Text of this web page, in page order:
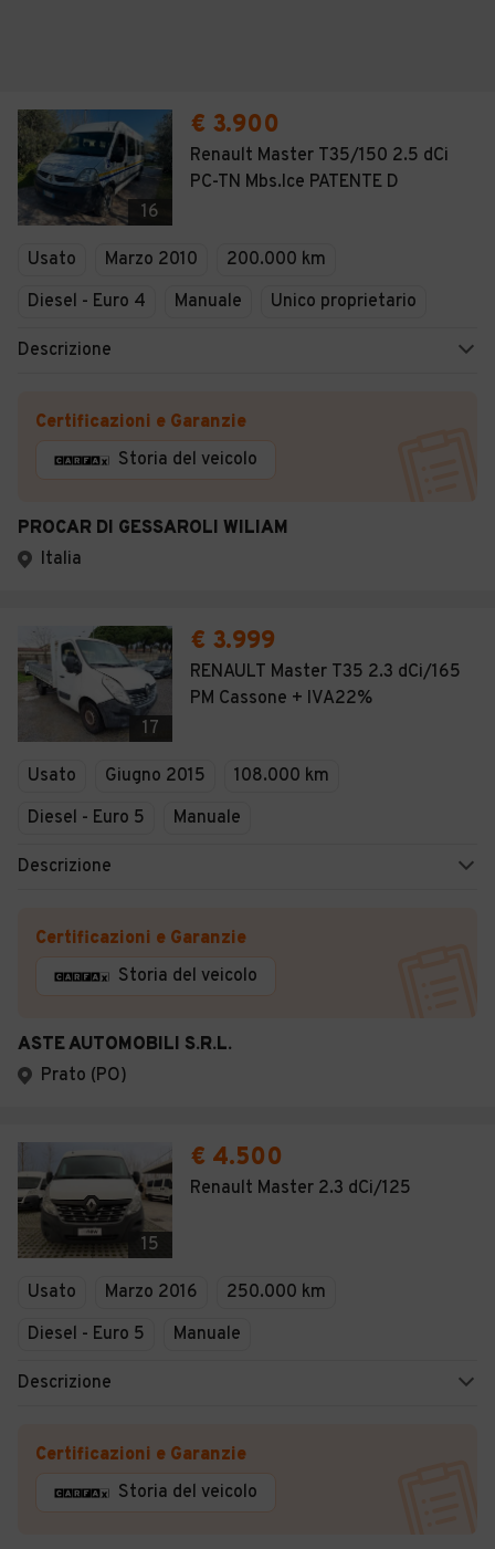
16
€ 3.900
Renault Master T35/150 2.5 dCi
PC-TN Mbs.Ice PATENTE D
Usato Marzo 2010
200.000 km
Diesel - Euro 4
Manuale Unico proprietario
Descrizione
Certificazioni e Garanzie
Storia del veicolo
PROCAR DI GESSAROLI WILIAM
Italia
17
€ 3.999
RENAULT Master T35 2.3 dCi/165
PM Cassone + IVA22%
Usato Giugno 2015
108.000 km
Diesel - Euro 5
Manuale
Descrizione
Certificazioni e Garanzie
Storia del veicolo
ASTE AUTOMOBILI S.R.L.
Prato (PO)
15
€ 4.500
Renault Master 2.3 dCi/125
Usato Marzo 2016
250.000 km
Diesel - Euro 5
Manuale
Descrizione
Certificazioni e Garanzie
Storia del veicolo